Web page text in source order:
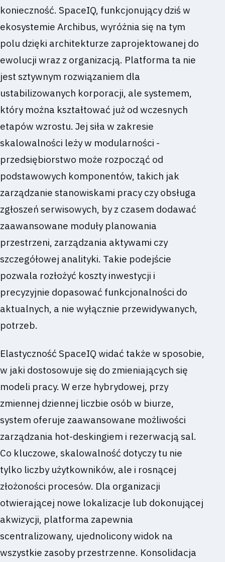
konieczność. SpaceIQ, funkcjonujący dziś w
ekosystemie Archibus, wyróżnia się na tym
polu dzięki architekturze zaprojektowanej do
ewolucji wraz z organizacją. Platforma ta nie
jest sztywnym rozwiązaniem dla
ustabilizowanych korporacji, ale systemem,
który można kształtować już od wczesnych
etapów wzrostu. Jej siła w zakresie
skalowalności leży w modularności -
przedsiębiorstwo może rozpocząć od
podstawowych komponentów, takich jak
zarządzanie stanowiskami pracy czy obsługa
zgłoszeń serwisowych, by z czasem dodawać
zaawansowane moduły planowania
przestrzeni, zarządzania aktywami czy
szczegółowej analityki. Takie podejście
pozwala rozłożyć koszty inwestycji i
precyzyjnie dopasować funkcjonalności do
aktualnych, a nie wyłącznie przewidywanych,
potrzeb.
Elastyczność SpaceIQ widać także w sposobie,
w jaki dostosowuje się do zmieniających się
modeli pracy. W erze hybrydowej, przy
zmiennej dziennej liczbie osób w biurze,
system oferuje zaawansowane możliwości
zarządzania hot-deskingiem i rezerwacją sal.
Co kluczowe, skalowalność dotyczy tu nie
tylko liczby użytkowników, ale i rosnącej
złożoności procesów. Dla organizacji
otwierającej nowe lokalizacje lub dokonującej
akwizycji, platforma zapewnia
scentralizowany, ujednolicony widok na
wszystkie zasoby przestrzenne. Konsolidacja